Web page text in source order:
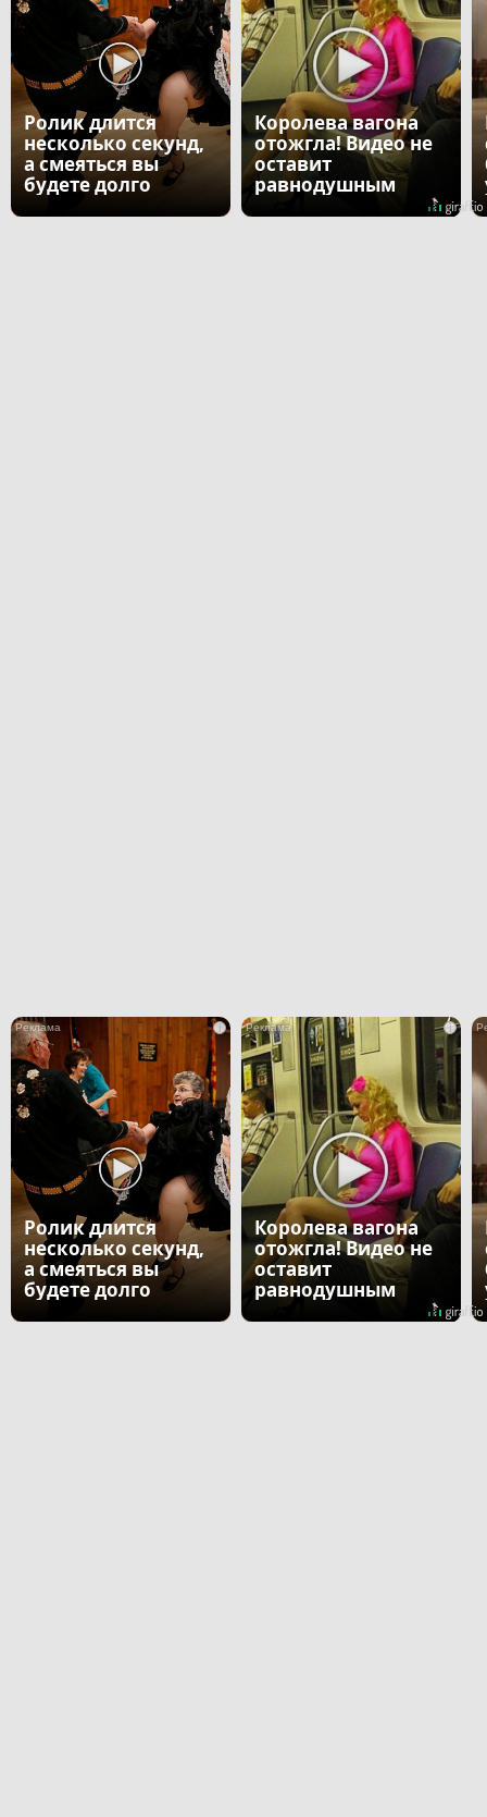
Ролик длится
несколько секунд,
а смеяться вы
будете долго
Королева вагона
отожгла! Видео не
оставит
равнодушным
i
Ролик длится
несколько секунд,
а смеяться вы
будете долго
i
Королева вагона
отожгла! Видео не
оставит
равнодушным